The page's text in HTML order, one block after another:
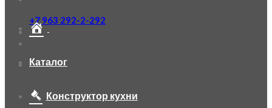
+7 963 292-2-292
Каталог
Конструктор кухни